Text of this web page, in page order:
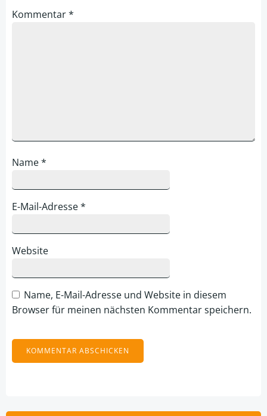
Kommentar*
Name*
E-Mail-Adresse*
Website
Name, E-Mail-Adresse und Website in diesem
Browser für meinen nächsten Kommentar speichern.